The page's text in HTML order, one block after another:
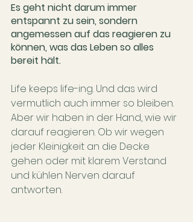
Es geht nicht darum immer
entspannt zu sein, sondern
angemessen auf das reagieren zu
können, was das Leben so alles
bereit hält.
Life keeps life-ing. Und das wird
vermutlich auch immer so bleiben.
Aber wir haben in der Hand, wie wir
darauf reagieren. Ob wir wegen
jeder Kleinigkeit an die Decke
gehen oder mit klarem Verstand
und kühlen Nerven darauf
antworten.